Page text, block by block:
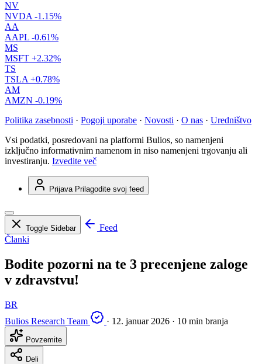
NV
NVDA -1.15%
AA
AAPL -0.61%
MS
MSFT +2.32%
TS
TSLA +0.78%
AM
AMZN -0.19%
Politika zasebnosti · Pogoji uporabe · Novosti · O nas · Uredništvo
Vsi podatki, posredovani na platformi Bulios, so namenjeni
izključno informativnim namenom in niso namenjeni trgovanju ali
investiranju. Izvedite več
Prijava Prilagodite svoj feed
Toggle Sidebar
Feed
Članki
Bodite pozorni na te 3 precenjene zaloge
v zdravstvu!
BR
Bulios Research Team
· 12. januar 2026 · 10 min branja
Povzemite
Deli